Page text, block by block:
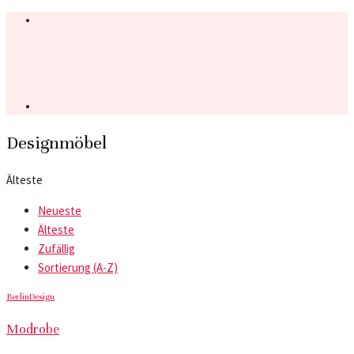
Designmöbel
Älteste
Neueste
Älteste
Zufällig
Sortierung (A-Z)
BerlinDesign
Modrobe